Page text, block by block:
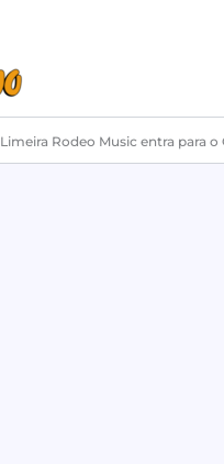
Limeira Rodeo Music entra para